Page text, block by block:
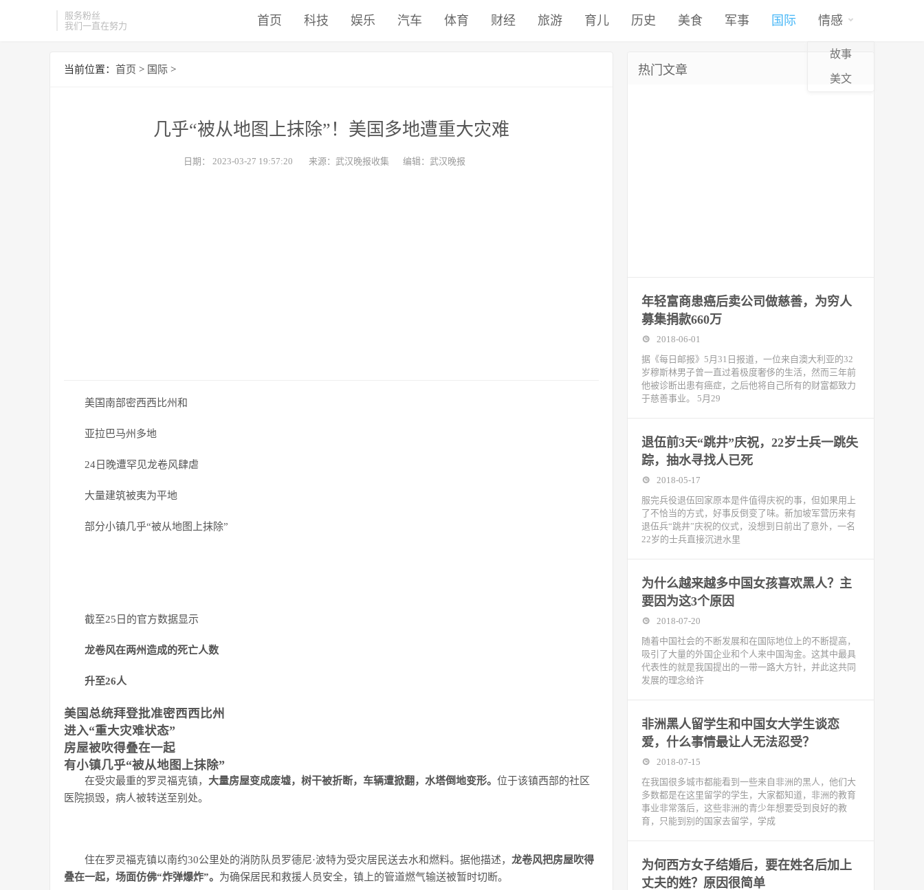
服务粉丝
我们一直在努力
首页 科技 娱乐 汽车 体育 财经 旅游 育儿 历史 美食 军事 国际 情感
故事
美文
当前位置： 首页 > 国际 >
几乎“被从地图上抹除”！美国多地遭重大灾难
日期： 2023-03-27 19:57:20 来源：武汉晚报收集 编辑：武汉晚报
美国南部密西西比州和
亚拉巴马州多地
24日晚遭罕见龙卷风肆虐
大量建筑被夷为平地
部分小镇几乎“被从地图上抹除”
截至25日的官方数据显示
龙卷风在两州造成的死亡人数
升至26人
美国总统拜登批准密西西比州
进入“重大灾难状态”
房屋被吹得叠在一起
有小镇几乎“被从地图上抹除”
在受灾最重的罗灵福克镇， 大量房屋变成废墟，树干被折断，车辆遭掀翻，水塔倒地变形。 位于该镇西部的社区
医院损毁，病人被转送至别处。
住在罗灵福克镇以南约30公里处的消防队员罗德尼·波特为受灾居民送去水和燃料。据他描述， 龙卷风把房屋吹得
叠在一起，场面仿佛“炸弹爆炸”。 为确保居民和救援人员安全，镇上的管道燃气输送被暂时切断。
热门文章
年轻富商患癌后卖公司做慈善，为穷人
募集捐款660万
2018-06-01
据《每日邮报》5月31日报道，一位来自澳大利亚的32
岁穆斯林男子曾一直过着极度奢侈的生活，然而三年前
他被诊断出患有癌症，之后他将自己所有的财富都致力
于慈善事业。 5月29
退伍前3天“跳井”庆祝，22岁士兵一跳失
踪，抽水寻找人已死
2018-05-17
服完兵役退伍回家原本是件值得庆祝的事，但如果用上
了不恰当的方式，好事反倒变了味。新加坡军营历来有
退伍兵“跳井”庆祝的仪式，没想到日前出了意外，一名
22岁的士兵直接沉进水里
为什么越来越多中国女孩喜欢黑人？主
要因为这3个原因
2018-07-20
随着中国社会的不断发展和在国际地位上的不断提高，
吸引了大量的外国企业和个人来中国淘金。这其中最具
代表性的就是我国提出的一带一路大方针，并此这共同
发展的理念给许
非洲黑人留学生和中国女大学生谈恋
爱，什么事情最让人无法忍受？
2018-07-15
在我国很多城市都能看到一些来自非洲的黑人，他们大
多数都是在这里留学的学生，大家都知道，非洲的教育
事业非常落后，这些非洲的青少年想要受到良好的教
育，只能到别的国家去留学，学成
为何西方女子结婚后，要在姓名后加上
丈夫的姓？原因很简单